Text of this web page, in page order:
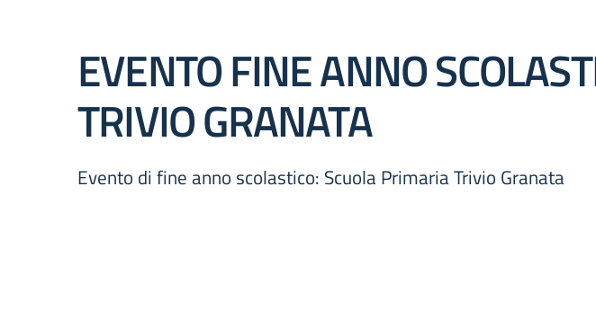
EVENTO FINE ANNO
TRIVIO GRANATA
Evento di fine anno scolastico: Scuola Primaria Trivio Granata